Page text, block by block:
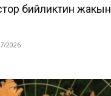
бийликтин жакын
2026